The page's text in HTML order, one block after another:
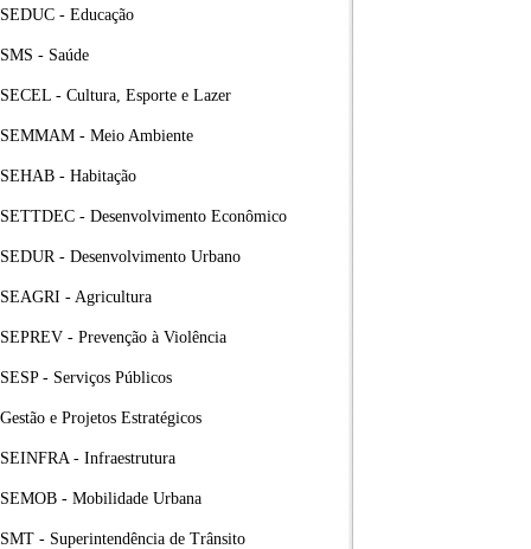
SEDUC - Educação
SMS - Saúde
SECEL - Cultura, Esporte e Lazer
SEMMAM - Meio Ambiente
SEHAB - Habitação
SETTDEC - Desenvolvimento Econômico
SEDUR - Desenvolvimento Urbano
SEAGRI - Agricultura
SEPREV - Prevenção à Violência
SESP - Serviços Públicos
Gestão e Projetos Estratégicos
SEINFRA - Infraestrutura
SEMOB - Mobilidade Urbana
SMT - Superintendência de Trânsito